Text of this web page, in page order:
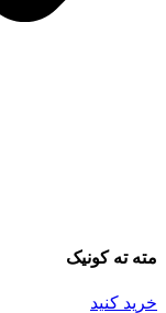
مته ته کونیک
خرید کنید